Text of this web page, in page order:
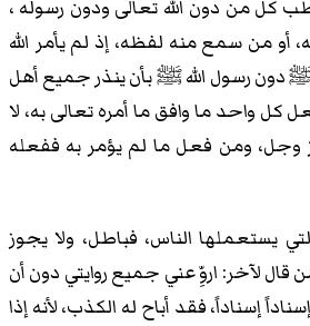
كل من دون الله تعالى ودون رسوله ،
أو من سمع منه لفظه، إذ لم يأمر الله
دون رسول الله ﷺ بأن ينذر جميع أهل
كل واحد ما وافق ما أمره تعالى به، لا
وجل، ومن فعل ما لم يؤمر به ففعله
التي يستعملها الناس، فباطل، ولا يجوز
قال لآخر: اروِّ عني جميع روايتي دون أن
إسناداً، فقد أباح له الكذب، لأنه إذا